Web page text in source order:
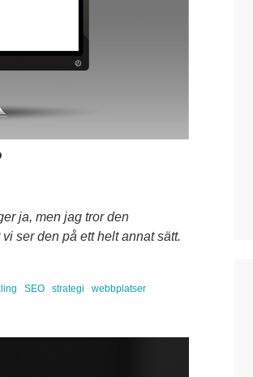
ja, men jag tror den
ser den på ett helt annat sätt.
SEO strategi webbplatser